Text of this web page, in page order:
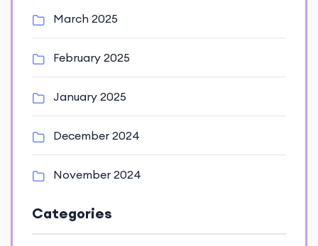
March 2025
February 2025
January 2025
December 2024
November 2024
Categories